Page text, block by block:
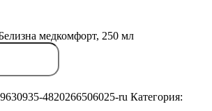
медкомфорт, 250 мл
4820266506025-ru Категория: